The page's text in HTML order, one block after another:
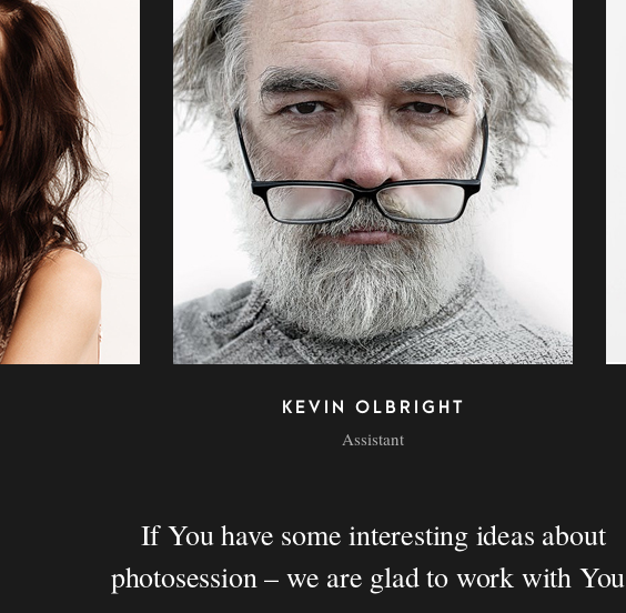
KEVIN OLBRIGHT
Assistant
If You have some interesting ideas about
photosession – we are glad to work with